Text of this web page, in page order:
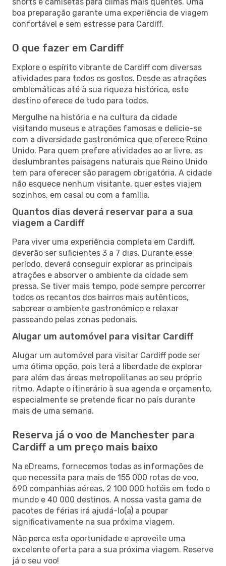
boa preparação garante uma experiência de viagem
confortável e sem estresse para Cardiff.
O que fazer em Cardiff
Explore o espírito vibrante de Cardiff com diversas
atividades para todos os gostos. Desde as atrações
emblemáticas até à sua riqueza histórica, este
destino oferece de tudo para todos.
Mergulhe na história e na cultura da cidade
visitando museus e atrações famosas e delicie-se
com a diversidade gastronómica que oferece Reino
Unido. Para quem prefere atividades ao ar livre, as
deslumbrantes paisagens naturais que Reino Unido
tem para oferecer são paragem obrigatória. A cidade
não esquece nenhum visitante, quer estes viajem
sozinhos, em casal ou com a família.
Quantos dias deverá reservar para a sua
viagem a Cardiff
Para viver uma experiência completa em Cardiff,
deverão ser suficientes 3 a 7 dias. Durante esse
período, deverá conseguir explorar as principais
atrações e absorver o ambiente da cidade sem
pressa. Se tiver mais tempo, pode sempre percorrer
todos os recantos dos bairros mais autênticos,
saborear o ambiente gastronómico e relaxar
passeando pelas zonas pedonais.
Alugar um automóvel para visitar Cardiff
Alugar um automóvel para visitar Cardiff pode ser
uma ótima opção, pois terá a liberdade de explorar
para além das áreas metropolitanas ao seu próprio
ritmo. Adapte o itinerário à sua agenda e orçamento,
especialmente se pretende ficar no país durante
mais de uma semana.
Reserva já o voo de Manchester para
Cardiff a um preço mais baixo
Na eDreams, fornecemos todas as informações de
que necessita para mais de 155 000 rotas de voo,
690 companhias aéreas, 2 100 000 hotéis em todo o
mundo e 40 000 destinos. A nossa vasta gama de
pacotes de férias irá ajudá-lo(a) a poupar
significativamente na sua próxima viagem.
Não perca esta oportunidade e aproveite uma
excelente oferta para a sua próxima viagem. Reserve
já o seu voo!